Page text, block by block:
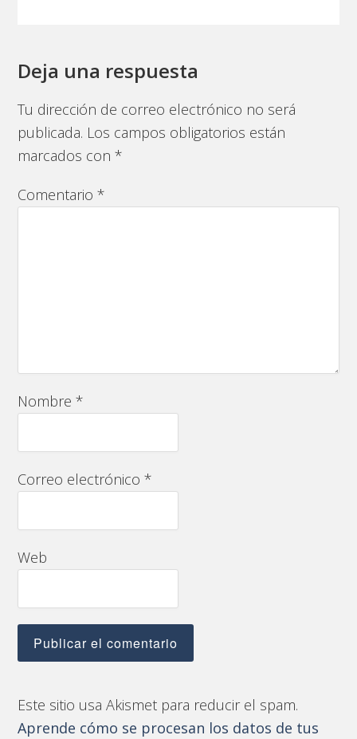
Deja una respuesta
Tu dirección de correo electrónico no será
publicada. Los campos obligatorios están
marcados con*
Comentario*
Nombre*
Correo electrónico*
Web
Este sitio usa Akismet para reducir el spam.
Aprende cómo se procesan los datos de tus